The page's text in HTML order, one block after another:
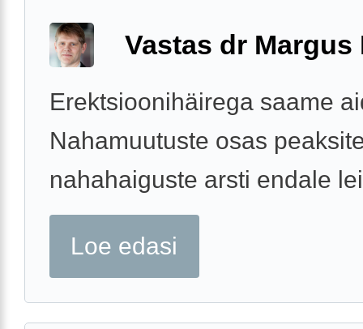
Vastas dr Margus
Erektsioonihäirega saame
Nahamuutuste osas
nahahaiguste arsti endale
Loe edasi